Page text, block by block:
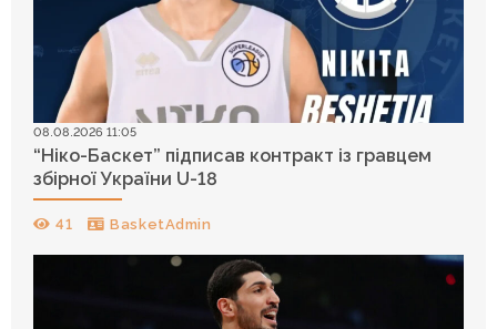
08.08.2026 11:05
“Ніко-Баскет” підписав контракт із гравцем
збірної України U-18
41 BasketAdmin